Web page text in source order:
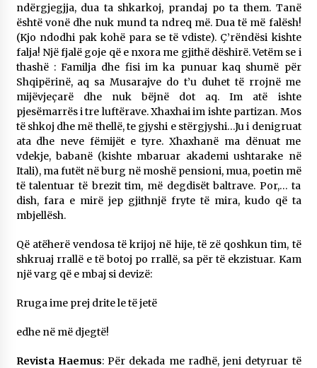
ndërgjegjja, dua ta shkarkoj, prandaj po ta them. Tanë
është vonë dhe nuk mund ta ndreq më. Dua të më falësh!
(Kjo ndodhi pak kohë para se të vdiste). Ç’rëndësi kishte
falja! Një fjalë goje që e nxora me gjithë dëshirë. Vetëm se i
thashë : Familja dhe fisi im ka punuar kaq shumë për
Shqipërinë, aq sa Musarajve do t’u duhet të rrojnë me
mijëvjeçarë dhe nuk bëjnë dot aq. Im atë ishte
pjesëmarrës i tre luftërave. Xhaxhai im ishte partizan. Mos
të shkoj dhe më thellë, te gjyshi e stërgjyshi…Ju i denigruat
ata dhe neve fëmijët e tyre. Xhaxhanë ma dënuat me
vdekje, babanë (kishte mbaruar akademi ushtarake në
Itali), ma futët në burg në moshë pensioni, mua, poetin më
të talentuar të brezit tim, më degdisët baltrave. Por,… ta
dish, fara e mirë jep gjithnjë fryte të mira, kudo që ta
mbjellësh.
Që atëherë vendosa të krijoj në hije, të zë qoshkun tim, të
shkruaj rrallë e të botoj po rrallë, sa për të ekzistuar. Kam
një varg që e mbaj si devizë:
Rruga ime prej drite le të jetë
edhe në më djegtë!
Revista Haemus: Për dekada me radhë, jeni detyruar të